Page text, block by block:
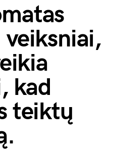
veiksniai,
kad
teiktų